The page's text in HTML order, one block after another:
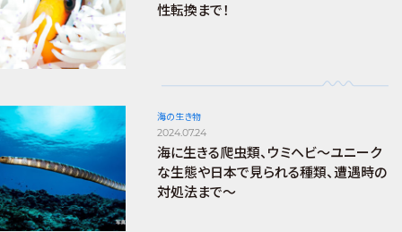
性転換まで！
海の生き物
2024.07.24
海に生きる爬虫類、ウミヘビ～ユニーク
な生態や日本で見られる種類、遭遇時の
対処法まで～